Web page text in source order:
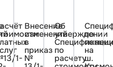
1-
Внесение
изменений
в
приказ
№
Об
утверждении
по
расчету
по
на
ш.